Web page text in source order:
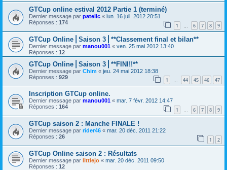
GTCup online estival 2012 Partie 1 (terminé)
Dernier message par patelic « lun. 16 juil. 2012 20:51
Réponses : 174 1 … 6 7 8 9
GTCup Online⎪Saison 3⎪**Classement final et bilan**
Dernier message par manou001 « ven. 25 mai 2012 13:40
Réponses : 12
GTCup Online⎪Saison 3⎪**FINI!!**
Dernier message par Chim « jeu. 24 mai 2012 18:38
Réponses : 929 1 44 45 46 47
Inscription GTCup online.
Dernier message par manou001 « mar. 7 févr. 2012 14:47
Réponses : 164 1 6 7 8 9
GTCup saison 2 : Manche FINALE !
Dernier message par rider46 « mar. 20 déc. 2011 21:22
Réponses : 26 1 2
GTCup Online saison 2 : Résultats
Dernier message par littlejo « mar. 20 déc. 2011 09:50
Réponses : 12